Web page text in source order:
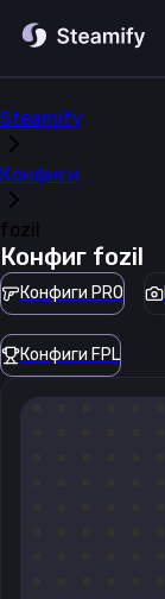
Steamify
Конфиги
fozil
Конфиг fozil
Конфиги PRO
Конфиги FPL